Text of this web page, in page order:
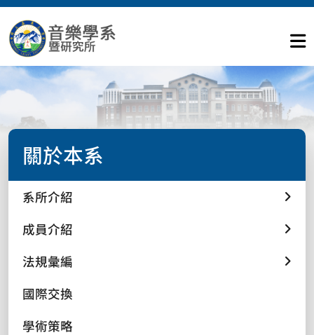
關於本系
系所介紹
成員介紹
法規彙編
國際交換
學術策略